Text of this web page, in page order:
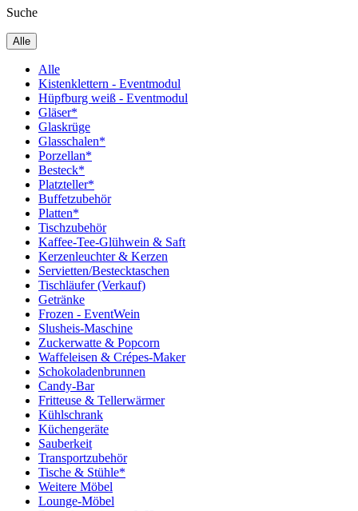
Suche
Alle
Alle
Kistenklettern - Eventmodul
Hüpfburg weiß - Eventmodul
Gläser*
Glaskrüge
Glasschalen*
Porzellan*
Besteck*
Platzteller*
Buffetzubehör
Platten*
Tischzubehör
Kaffee-Tee-Glühwein & Saft
Kerzenleuchter & Kerzen
Servietten/Bestecktaschen
Tischläufer (Verkauf)
Getränke
Frozen - EventWein
Slusheis-Maschine
Zuckerwatte & Popcorn
Waffeleisen & Crépes-Maker
Schokoladenbrunnen
Candy-Bar
Fritteuse & Tellerwärmer
Kühlschrank
Küchengeräte
Sauberkeit
Transportzubehör
Tische & Stühle*
Weitere Möbel
Lounge-Möbel